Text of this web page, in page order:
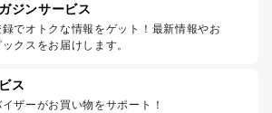
ジンサービス
録でオトクな情報をゲット！最新情報やお
クスをお届けします。
ス
ザーがお買い物をサポート！